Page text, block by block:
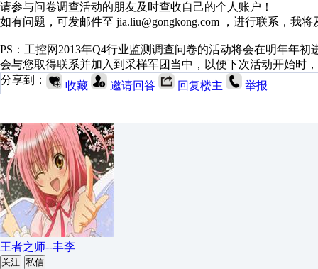
请参与问卷调查活动的朋友及时查收自己的个人账户！
如有问题，可发邮件至 jia.liu@gongkong.com ，进行联系，我
PS：工控网2013年Q4行业监测调查问卷的活动将会在明年年
会与您取得联系并加入到采样军团当中，以便下次活动开始时
分享到：
收藏 邀请回答 回复楼主 举报
王者之师--丰李
关注 私信